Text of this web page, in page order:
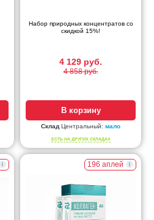
Набор природных концентратов со
скидкой 15%!
4 129 руб.
4 858 руб.
В корзину
Склад Центральный: мало
ЕСТЬ НА ДРУГИХ СКЛАДАХ
196 аплей